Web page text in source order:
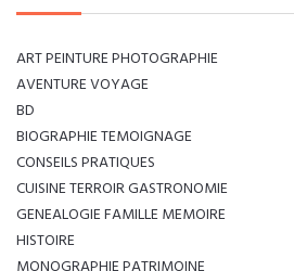
ART PEINTURE PHOTOGRAPHIE
AVENTURE VOYAGE
BD
BIOGRAPHIE TEMOIGNAGE
CONSEILS PRATIQUES
CUISINE TERROIR GASTRONOMIE
GENEALOGIE FAMILLE MEMOIRE
HISTOIRE